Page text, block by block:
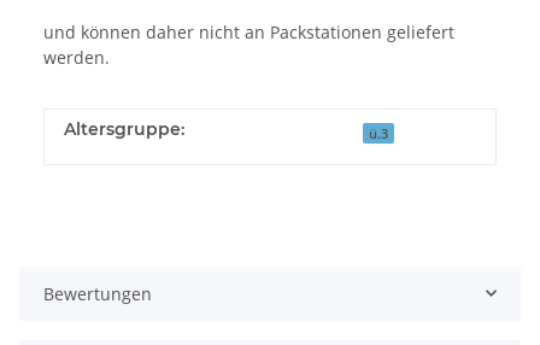
und können daher nicht an Packstationen geliefert
werden.
Altersgruppe: ü.3
Bewertungen